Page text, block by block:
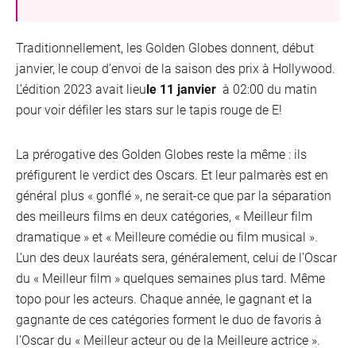
Traditionnellement, les Golden Globes donnent, début
janvier, le coup d’envoi de la saison des prix à Hollywood.
L’édition 2023 avait lieule 11 janvier à 02:00 du matin
pour voir défiler les stars sur le tapis rouge de E!
La prérogative des Golden Globes reste la même : ils
préfigurent le verdict des Oscars. Et leur palmarès est en
général plus « gonflé », ne serait-ce que par la séparation
des meilleurs films en deux catégories, « Meilleur film
dramatique » et « Meilleure comédie ou film musical ».
L’un des deux lauréats sera, généralement, celui de l’Oscar
du « Meilleur film » quelques semaines plus tard. Même
topo pour les acteurs. Chaque année, le gagnant et la
gagnante de ces catégories forment le duo de favoris à
l’Oscar du « Meilleur acteur ou de la Meilleure actrice ».